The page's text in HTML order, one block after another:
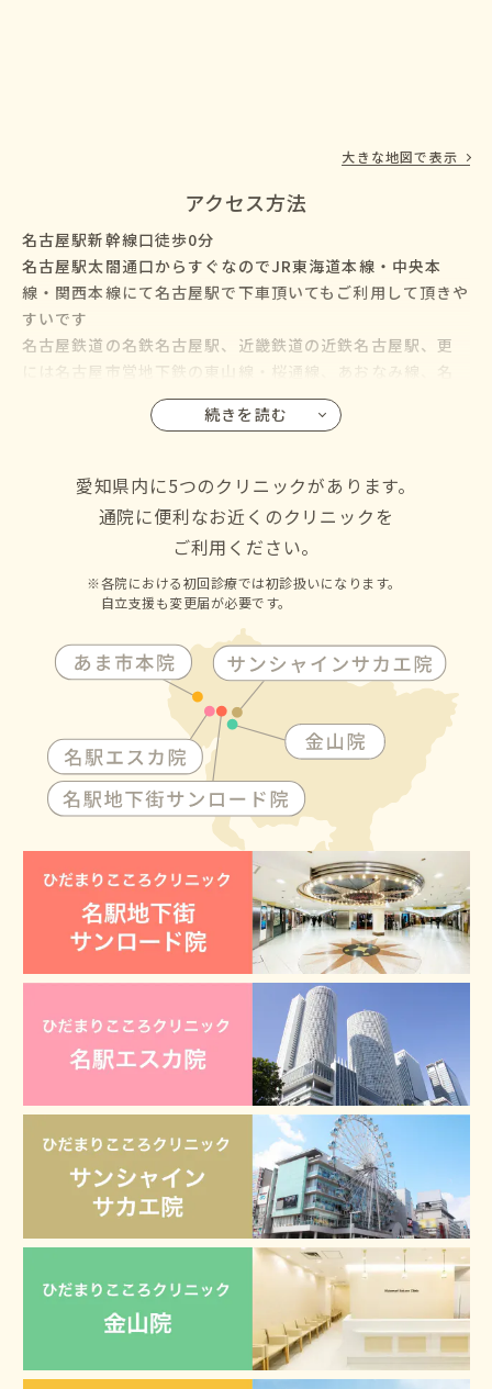
大きな地図で表示
アクセス方法
名古屋駅新幹線口徒歩0分
名古屋駅太閤通口からすぐなのでJR東海道本線・中央本
線・関西本線にて名古屋駅で下車頂いてもご利用して頂きや
すいです
名古屋鉄道の名鉄名古屋駅、近畿鉄道の近鉄名古屋駅、更
には名古屋市営地下鉄の東山線・桜通線、あおなみ線、名
鉄バス・名古屋市営バスも名古屋駅に乗り入れているので、
名古屋市の千種区・東区・北区・西区・中村区・中区・昭
区・名東区・天白区にお住いの方からも通院して頂けます
続きを読む
愛知県内に5つのクリニックがあります。
通院に便利なお近くのクリニックを
ご利用ください。
各院における初回診療では初診扱いになります。
自立支援も変更届が必要です。